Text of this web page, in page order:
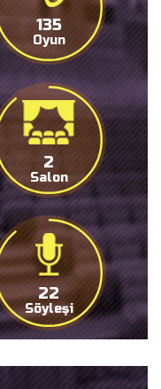
138
Oyun
2
Salon
22
Söyleşi